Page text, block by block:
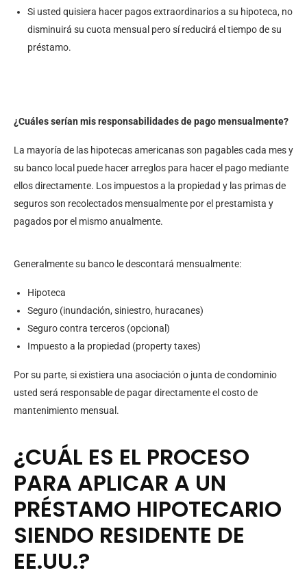
Si usted quisiera hacer pagos extraordinarios a su hipoteca, no
disminuirá su cuota mensual pero sí reducirá el tiempo de su
préstamo.
¿Cuáles serían mis responsabilidades de pago mensualmente?
La mayoría de las hipotecas americanas son pagables cada mes y
su banco local puede hacer arreglos para hacer el pago mediante
ellos directamente. Los impuestos a la propiedad y las primas de
seguros son recolectados mensualmente por el prestamista y
pagados por el mismo anualmente.
Generalmente su banco le descontará mensualmente:
Hipoteca
Seguro (inundación, siniestro, huracanes)
Seguro contra terceros (opcional)
Impuesto a la propiedad (property taxes)
Por su parte, si existiera una asociación o junta de condominio
usted será responsable de pagar directamente el costo de
mantenimiento mensual.
¿CUÁL ES EL PROCESO
PARA APLICAR A UN
PRÉSTAMO HIPOTECARIO
SIENDO RESIDENTE DE
EE.UU.?